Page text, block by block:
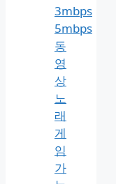
정
리)
1mbps
체
감
속
도
총
정
리,
3mbps